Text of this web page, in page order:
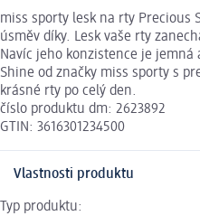
miss sporty lesk na rty Precious
úsměv díky. Lesk vaše rty
Navíc jeho konzistence je
Shine od značky miss sporty s
krásné rty po celý den.
číslo produktu dm: 2623892
GTIN: 3616301234500
Vlastnosti produktu
Typ produktu: